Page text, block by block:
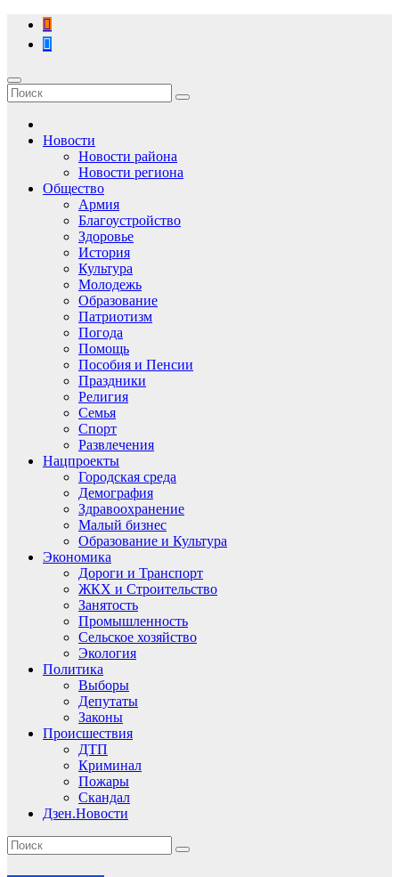
Перейти
содержимому
Новости
Новости района
Новости региона
Общество
Армия
Благоустройство
Здоровье
История
Культура
Молодежь
Образование
Патриотизм
Погода
Помощь
Пособия и Пенсии
Праздники
Религия
Семья
Спорт
Развлечения
Нацпроекты
Городская среда
Демография
Здравоохранение
Малый бизнес
Образование и Культура
Экономика
Дороги и Транспорт
ЖКХ и Строительство
Занятость
Промышленность
Сельское хозяйство
Экология
Политика
Выборы
Депутаты
Законы
Происшествия
ДТП
Криминал
Пожары
Скандал
Дзен.Новости